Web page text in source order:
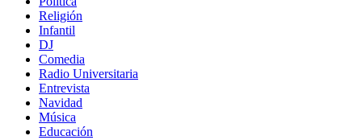
Religión
Infantil
DJ
Comedia
Radio Universitaria
Entrevista
Navidad
Música
Educación